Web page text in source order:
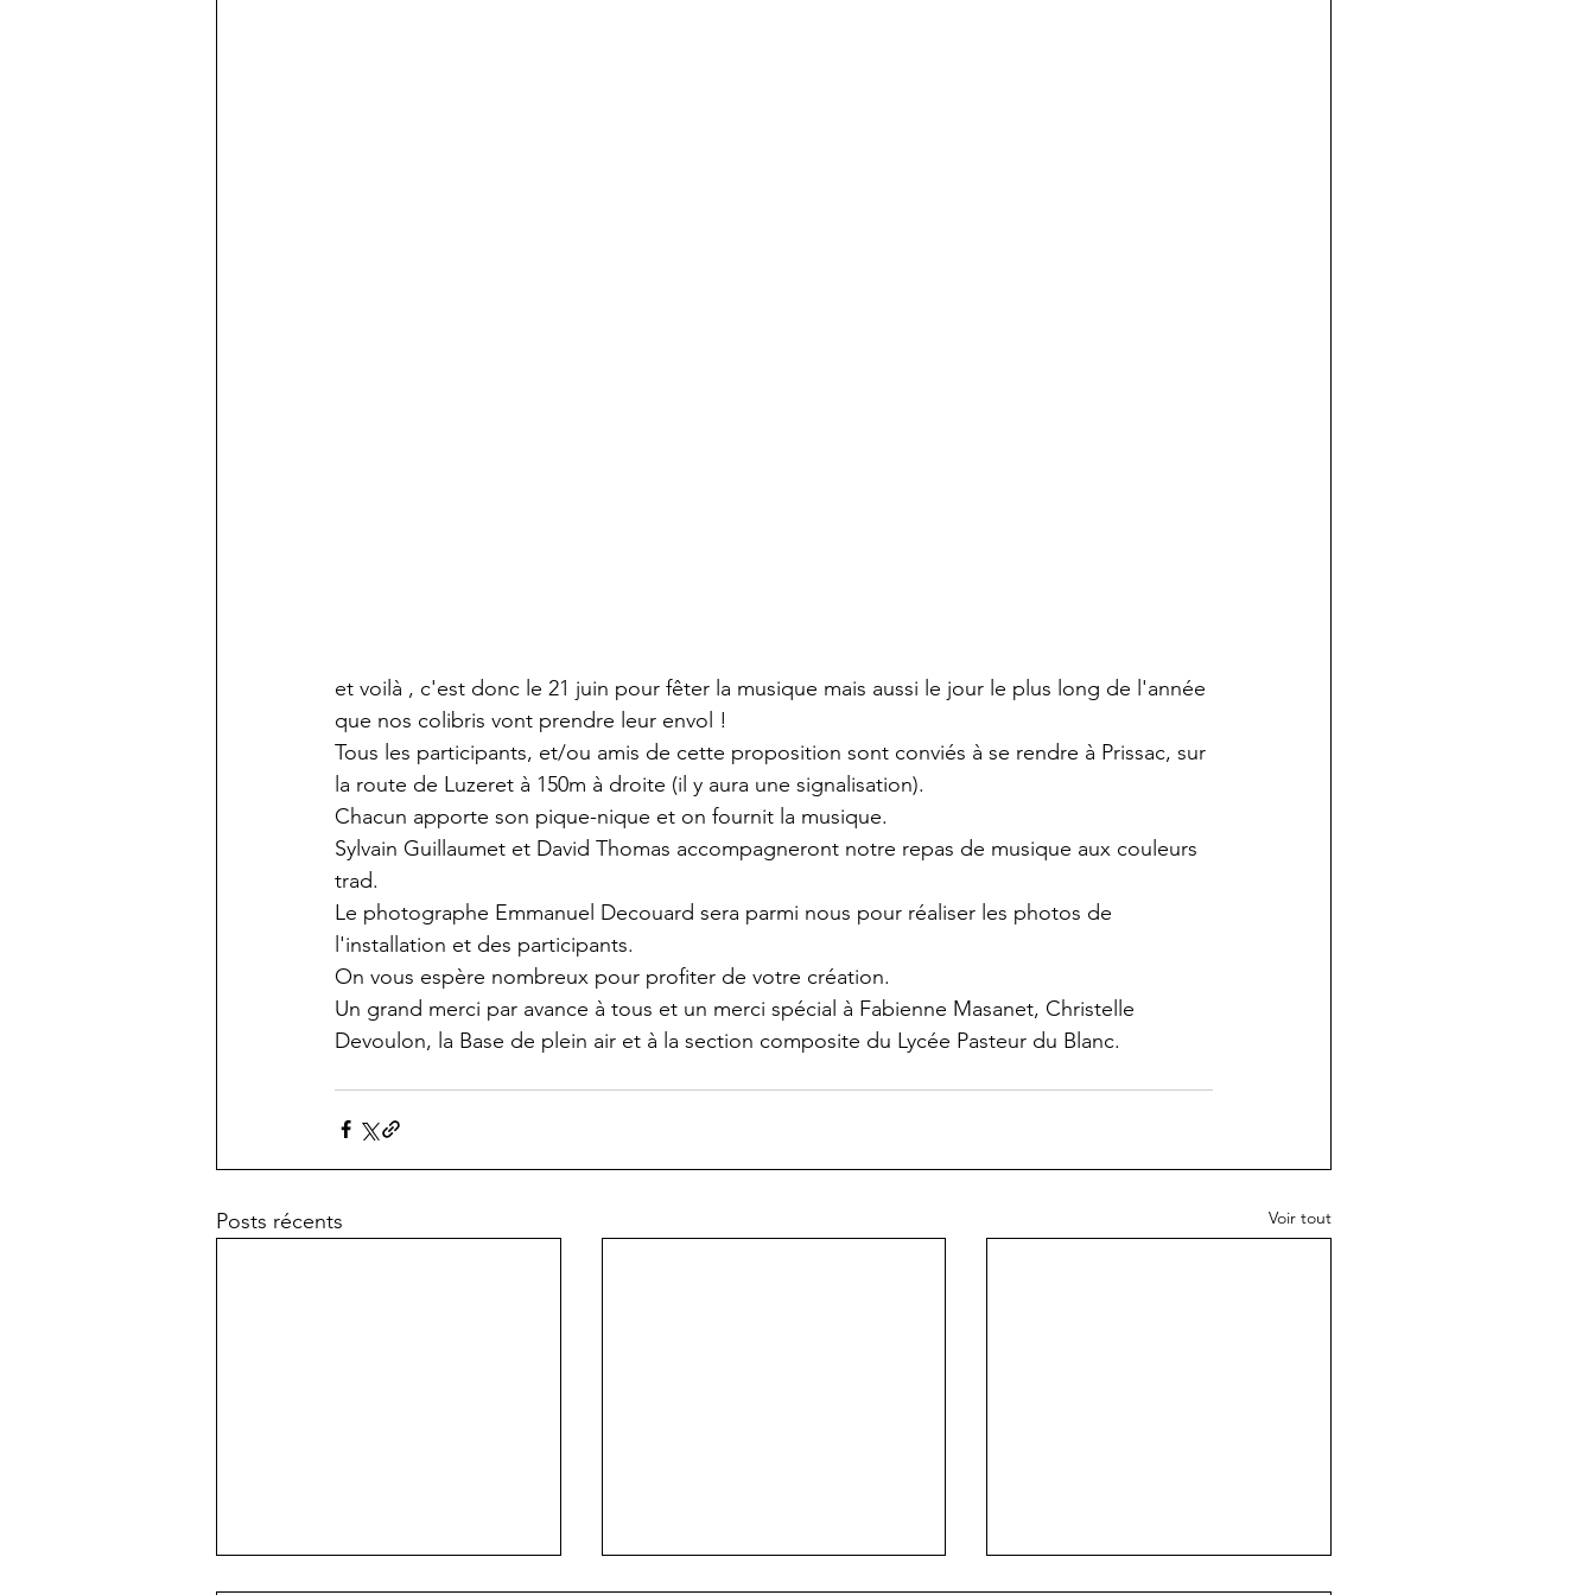
et voilà , c'est donc le 21 juin pour fêter la musique mais aussi le jour le plus long de l'année
que nos colibris vont prendre leur envol !
Tous les participants, et/ou amis de cette proposition sont conviés à se rendre à Prissac, sur
la route de Luzeret à 150m à droite (il y aura une signalisation).
Chacun apporte son pique-nique et on fournit la musique.
Sylvain Guillaumet et David Thomas accompagneront notre repas de musique aux couleurs
trad.
Le photographe Emmanuel Decouard sera parmi nous pour réaliser les photos de
l'installation et des participants.
On vous espère nombreux pour profiter de votre création.
Un grand merci par avance à tous et un merci spécial à Fabienne Masanet, Christelle
Devoulon, la Base de plein air et à la section composite du Lycée Pasteur du Blanc.
Posts récents Voir tout